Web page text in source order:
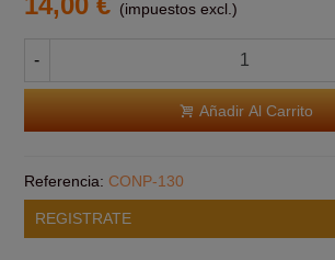
(impuestos excl.)
-
Añadir Al Carrito
Referencia: CONP-130
REGISTRATE